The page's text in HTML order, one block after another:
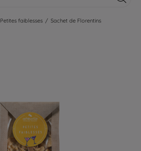
Petites faiblesses / Sachet de Florentins